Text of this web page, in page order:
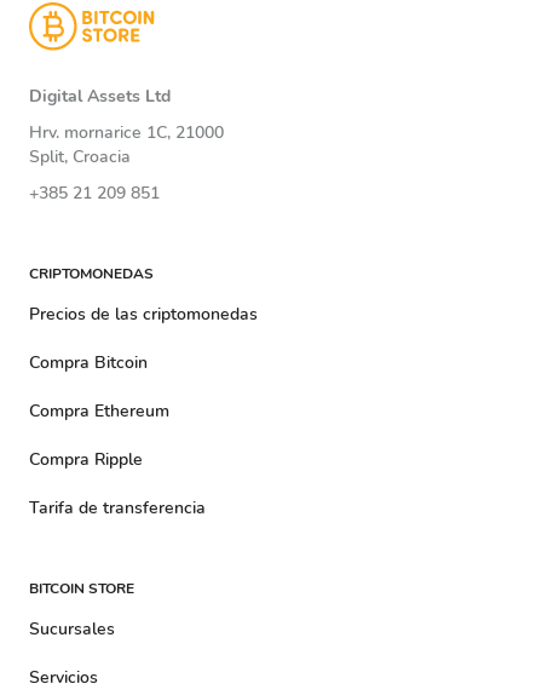
Digital Assets Ltd
Hrv. mornarice 1C, 21000
Split, Croacia
+385 21 209 851
CRIPTOMONEDAS
Precios de las criptomonedas
Compra Bitcoin
Compra Ethereum
Compra Ripple
Tarifa de transferencia
BITCOIN STORE
Sucursales
Servicios